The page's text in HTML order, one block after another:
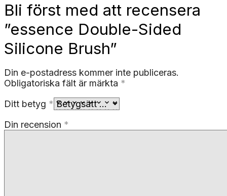
Bli först med att recensera
”essence Double-Sided
Silicone Brush”
Din e-postadress kommer inte publiceras.
Obligatoriska fält är märkta *
Ditt betyg *
Din recension *